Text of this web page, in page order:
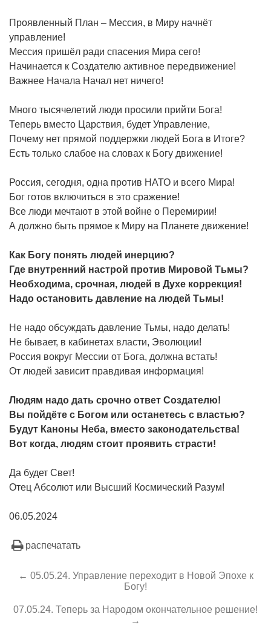
Проявленный План – Мессия, в Миру начнёт
управление!
Мессия пришёл ради спасения Мира сего!
Начинается к Создателю активное передвижение!
Важнее Начала Начал нет ничего!
Много тысячелетий люди просили прийти Бога!
Теперь вместо Царствия, будет Управление,
Почему нет прямой поддержки людей Бога в Итоге?
Есть только слабое на словах к Богу движение!
Россия, сегодня, одна против НАТО и всего Мира!
Бог готов включиться в это сражение!
Все люди мечтают в этой войне о Перемирии!
А должно быть прямое к Миру на Планете движение!
Как Богу понять людей инерцию?
Где внутренний настрой против Мировой Тьмы?
Необходима, срочная, людей в Духе коррекция!
Надо остановить давление на людей Тьмы!
Не надо обсуждать давление Тьмы, надо делать!
Не бывает, в кабинетах власти, Эволюции!
Россия вокруг Мессии от Бога, должна встать!
От людей зависит правдивая информация!
Людям надо дать срочно ответ Создателю!
Вы пойдёте с Богом или останетесь с властью?
Будут Каноны Неба, вместо законодательства!
Вот когда, людям стоит проявить страсти!
Да будет Свет!
Отец Абсолют или Высший Космический Разум!
06.05.2024
распечатать
← 05.05.24. Управление переходит в Новой Эпохе к
Богу!
07.05.24. Теперь за Народом окончательное решение!
→